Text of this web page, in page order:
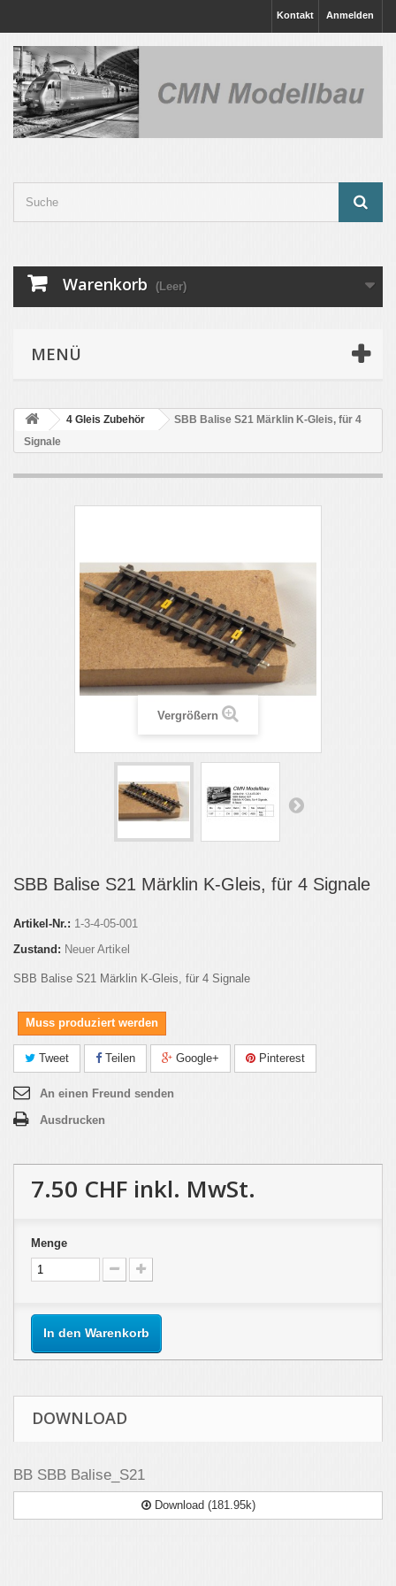
Anmelden
Kontakt
Warenkorb (Leer)
MENÜ
4 Gleis Zubehör
SBB Balise S21 Märklin K-Gleis, für 4
Signale
Vergrößern
SBB Balise S21 Märklin K-Gleis, für 4 Signale
Artikel-Nr.: 1-3-4-05-001
Zustand: Neuer Artikel
SBB Balise S21 Märklin K-Gleis, für 4 Signale
Muss produziert werden
Tweet Teilen Google+ Pinterest
An einen Freund senden
Ausdrucken
7.50 CHF inkl. MwSt.
Menge
In den Warenkorb
DOWNLOAD
BB SBB Balise_S21
Download (181.95k)